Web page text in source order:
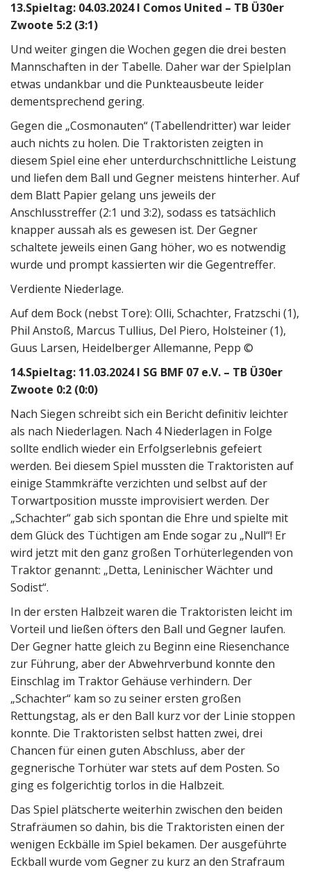
13.Spieltag: 04.03.2024 I Comos United – TB Ü30er
Zwoote 5:2 (3:1)
Und weiter gingen die Wochen gegen die drei besten
Mannschaften in der Tabelle. Daher war der Spielplan
etwas undankbar und die Punkteausbeute leider
dementsprechend gering.
Gegen die „Cosmonauten“ (Tabellendritter) war leider
auch nichts zu holen. Die Traktoristen zeigten in
diesem Spiel eine eher unterdurchschnittliche Leistung
und liefen dem Ball und Gegner meistens hinterher. Auf
dem Blatt Papier gelang uns jeweils der
Anschlusstreffer (2:1 und 3:2), sodass es tatsächlich
knapper aussah als es gewesen ist. Der Gegner
schaltete jeweils einen Gang höher, wo es notwendig
wurde und prompt kassierten wir die Gegentreffer.
Verdiente Niederlage.
Auf dem Bock (nebst Tore): Olli, Schachter, Fratzschi (1),
Phil Anstoß, Marcus Tullius, Del Piero, Holsteiner (1),
Guus Larsen, Heidelberger Allemanne, Pepp ©
14.Spieltag: 11.03.2024 I SG BMF 07 e.V. – TB Ü30er
Zwoote 0:2 (0:0)
Nach Siegen schreibt sich ein Bericht definitiv leichter
als nach Niederlagen. Nach 4 Niederlagen in Folge
sollte endlich wieder ein Erfolgserlebnis gefeiert
werden. Bei diesem Spiel mussten die Traktoristen auf
einige Stammkräfte verzichten und selbst auf der
Torwartposition musste improvisiert werden. Der
„Schachter“ gab sich spontan die Ehre und spielte mit
dem Glück des Tüchtigen am Ende sogar zu „Null“! Er
wird jetzt mit den ganz großen Torhüterlegenden von
Traktor genannt: „Detta, Leninischer Wächter und
Sodist“.
In der ersten Halbzeit waren die Traktoristen leicht im
Vorteil und ließen öfters den Ball und Gegner laufen.
Der Gegner hatte gleich zu Beginn eine Riesenchance
zur Führung, aber der Abwehrverbund konnte den
Einschlag im Traktor Gehäuse verhindern. Der
„Schachter“ kam so zu seiner ersten großen
Rettungstag, als er den Ball kurz vor der Linie stoppen
konnte. Die Traktoristen selbst hatten zwei, drei
Chancen für einen guten Abschluss, aber der
gegnerische Torhüter war stets auf dem Posten. So
ging es folgerichtig torlos in die Halbzeit.
Das Spiel plätscherte weiterhin zwischen den beiden
Strafräumen so dahin, bis die Traktoristen einen der
wenigen Eckbälle im Spiel bekamen. Der ausgeführte
Eckball wurde vom Gegner zu kurz an den Strafraum